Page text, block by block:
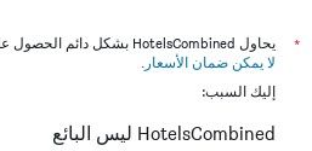
*
يحاول HotelsCombined بشكل دائم الحصول على الأسعار الدقيقة، ولكن
لا يمكن ضمان الأسعار .
إليك السبب:
HotelsCombined ليس البائع